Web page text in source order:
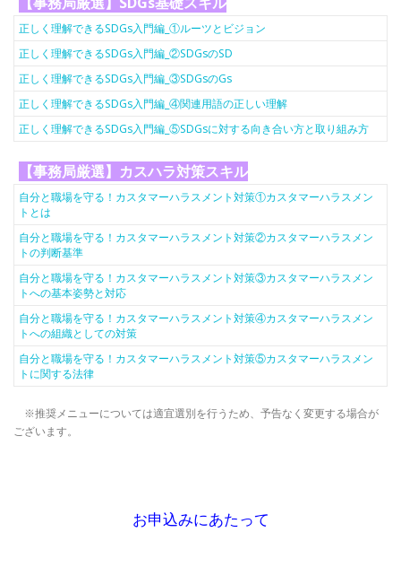
正しく理解できるSDGs入門編_①ルーツとビジョン
正しく理解できるSDGs入門編_②SDGsのSD
正しく理解できるSDGs入門編_③SDGsのGs
正しく理解できるSDGs入門編_④関連用語の正しい理解
正しく理解できるSDGs入門編_⑤SDGsに対する向き合い方と取り組み方
【事務局厳選】カスハラ対策スキル
自分と職場を守る！カスタマーハラスメント対策①カスタマーハラスメン
トとは
自分と職場を守る！カスタマーハラスメント対策②カスタマーハラスメン
トの判断基準
自分と職場を守る！カスタマーハラスメント対策③カスタマーハラスメン
トへの基本姿勢と対応
自分と職場を守る！カスタマーハラスメント対策④カスタマーハラスメン
トへの組織としての対策
自分と職場を守る！カスタマーハラスメント対策⑤カスタマーハラスメン
トに関する法律
※推奨メニューについては適宜選別を行うため、予告なく変更する場合が
ございます。
お申込みにあたって